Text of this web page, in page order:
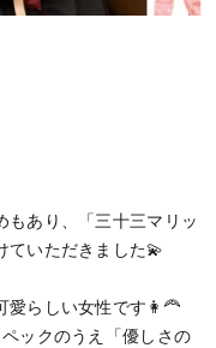
あり、「三十三マリッ
ていただきました💫
愛らしい女性です👩‍🦰
ックのうえ「優しさの